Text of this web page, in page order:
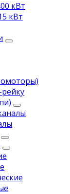
кВт
кВт